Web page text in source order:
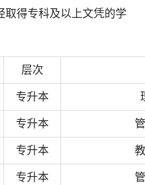
得专科及以上文凭的学
层次
专升本
专升本
专升本
专升本